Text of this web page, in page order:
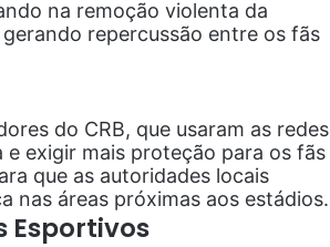
na remoção violenta da
repercussão entre os fãs
do CRB, que usaram as redes
e exigir mais proteção para os fãs
que as autoridades locais
nas áreas próximas aos estádios.
Esportivos